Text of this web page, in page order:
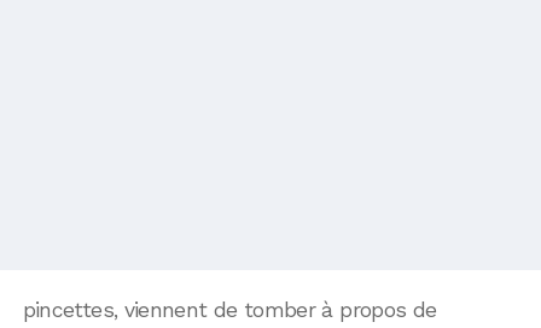
pincettes, viennent de tomber à propos de